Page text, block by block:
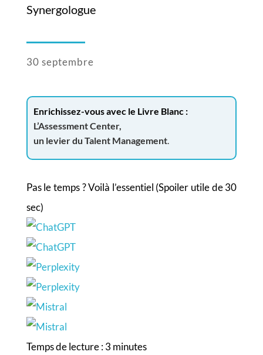
Synergologue
30 septembre
Enrichissez-vous avec le Livre Blanc :
L’Assessment Center,
un levier du Talent Management.
Pas le temps ? Voilà l’essentiel (Spoiler utile de 30
sec)
Temps de lecture :3 minutes